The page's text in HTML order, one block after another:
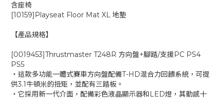
含座椅
[10159]Playseat Floor Mat XL 地墊
【產品規格】
[0019453]Thrustmaster T248R 方向盤+腳踏/支援PC PS4
PS5
‧這款多功能一體式賽車方向盤配備T-HD混合力回饋系統，可提
供3.1牛頓米的扭矩，並配有三踏板。
‧它採用新一代介面，配備彩色液晶顯示器和LED燈，其動感十